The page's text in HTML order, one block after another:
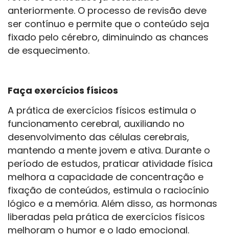
anteriormente. O processo de revisão deve
ser contínuo e permite que o conteúdo seja
fixado pelo cérebro, diminuindo as chances
de esquecimento.
Faça exercícios físicos
A prática de exercícios físicos estimula o
funcionamento cerebral, auxiliando no
desenvolvimento das células cerebrais,
mantendo a mente jovem e ativa. Durante o
período de estudos, praticar atividade física
melhora a capacidade de concentração e
fixação de conteúdos, estimula o raciocínio
lógico e a memória. Além disso, as hormonas
liberadas pela prática de exercícios físicos
melhoram o humor e o lado emocional.